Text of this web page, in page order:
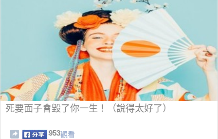
死要面子會毀了你一生！（說得太好了）
953觀看